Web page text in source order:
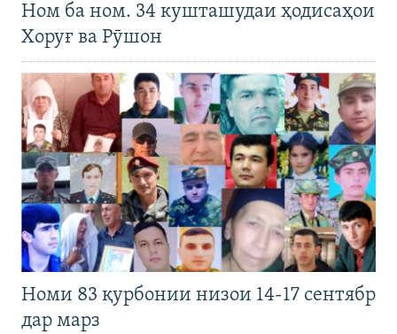
Ном ба ном. 34 кушташудаи ҳодисаҳои
Хоруғ ва Рӯшон
Номи 83 қурбонии низои 14-17 сентябр
дар марз